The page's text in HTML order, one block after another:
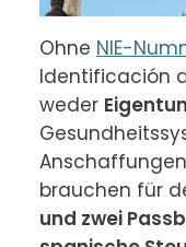
Ohne NIE-
Identificación
weder
brauchen für
und zwei